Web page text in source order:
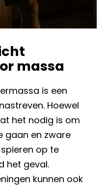
massa
is een
Hoewel
het nodig is om
gaan en zware
op te
het geval.
kunnen ook